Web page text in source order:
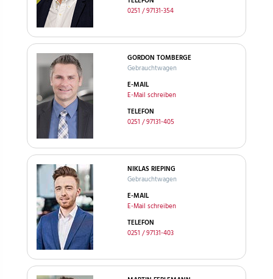
0251 / 97131-354
GORDON TOMBERGE
Gebrauchtwagen
E-MAIL
E-Mail schreiben
TELEFON
0251 / 97131-405
NIKLAS RIEPING
Gebrauchtwagen
E-MAIL
E-Mail schreiben
TELEFON
0251 / 97131-403